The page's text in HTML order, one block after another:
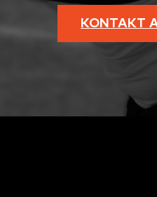
KONTAKT